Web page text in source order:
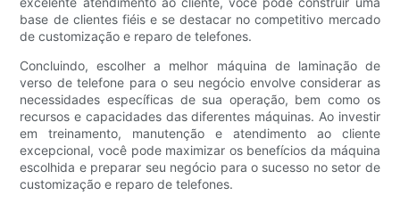
base de clientes fiéis e se destacar no competitivo mercado
de customização e reparo de telefones.
Concluindo, escolher a melhor máquina de laminação de
verso de telefone para o seu negócio envolve considerar as
necessidades específicas de sua operação, bem como os
recursos e capacidades das diferentes máquinas. Ao investir
em treinamento, manutenção e atendimento ao cliente
excepcional, você pode maximizar os benefícios da máquina
escolhida e preparar seu negócio para o sucesso no setor de
customização e reparo de telefones.